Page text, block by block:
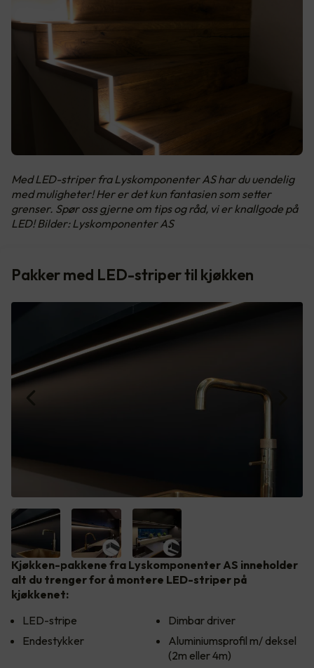
Med LED-striper fra Lyskomponenter AS har du uendelig
med muligheter! Her er det kun fantasien som setter
grenser. Spør oss gjerne om tips og råd, vi er knallgode på
LED! Bilder: Lyskomponenter AS
Pakker med LED-striper til kjøkken
Kjøkken-pakkene fra Lyskomponenter AS inneholder
alt du trenger for å montere LED-striper på
kjøkkenet:
LED-stripe
Endestykker
Dimbar driver
Aluminiumsprofil m/ deksel
(2m eller 4m)